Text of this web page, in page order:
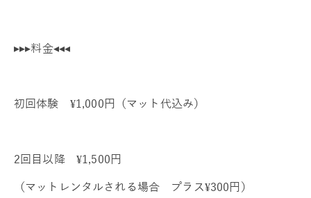
▸▸▸料金◂◂◂
初回体験 ¥1,000円（マット代込み）
2回目以降 ¥1,500円
（マットレンタルされる場合 プラス¥300円）